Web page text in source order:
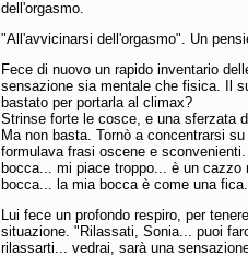
dell'orgasmo.
"All'avvicinarsi dell'orgasmo". Un
Fece di nuovo un rapido inventario
sensazione sia mentale che fisica. Il
bastato per portarla al climax?
Strinse forte le cosce, e una sferzata
Ma non basta. Tornò a concentrarsi
formulava frasi oscene e
bocca... mi piace troppo... è un
bocca... la mia bocca è come una
Lui fece un profondo respiro, per
situazione. "Rilassati, Sonia... puoi
rilassarti... vedrai, sarà una